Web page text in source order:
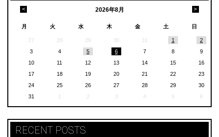
2026年8月
< >
月 火 水 木 金 土 日
27 28 29 30 31 1
2
3
4 5 6 7 8
9
10
11 12 13 14 15
16
17
18 19 20 21 22
23
24
25 26 27 28 29
30
31
1 2 3 4 5 6
RECENT POSTS